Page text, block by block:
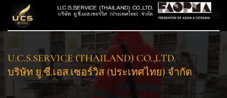
U.C.S.SERVICE (THAILAND) CO.,LTD.
บริษัท ยู.ซี.เอส.เซอร์วิส (ประเทศไทย) จำกัด